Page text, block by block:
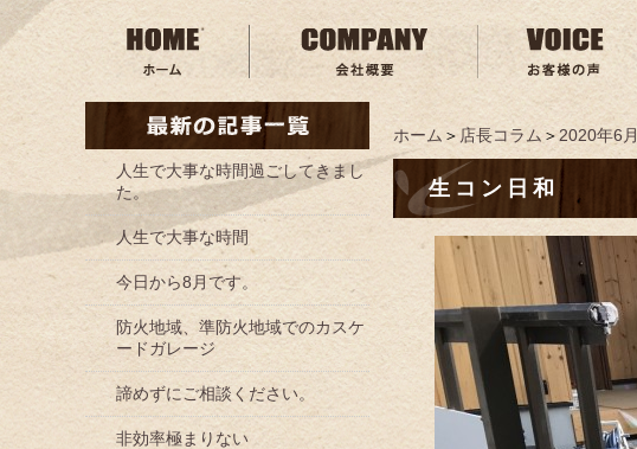
ホーム ＞店長コラム ＞2020年6月
生コン日和
人生で大事な時間過ごしてきまし
た。
人生で大事な時間
今日から8月です。
防火地域、準防火地域でのカスケ
ードガレージ
諦めずにご相談ください。
非効率極まりない